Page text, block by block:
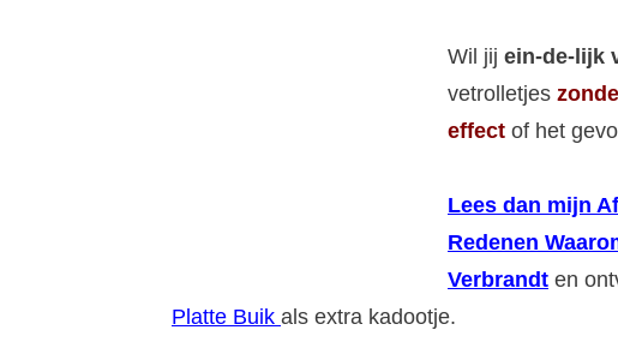
Wil jij ein-de-lijk
vetrolletjes
effect of het
Lees dan mijn
Redenen
Verbrandt en
Platte Buik als extra kadootje.